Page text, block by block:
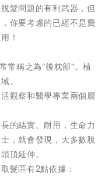
髮問題的有利武器，但
你要考慮的已經不是費
！
常稱之為“後枕部”。植
。
觀察和醫學專業兩個層
的結實、耐用，生命力
，就會發現，大多數脫
頂延伸。
髮區有2點依據：